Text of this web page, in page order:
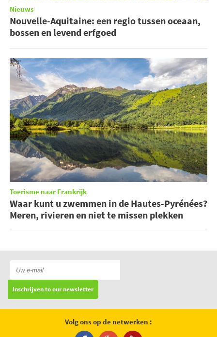
Nieuws
Nouvelle-Aquitaine: een regio tussen oceaan,
bossen en levend erfgoed
Toerisme naar Frankrijk
Waar kunt u zwemmen in de Hautes-Pyrénées?
Meren, rivieren en niet te missen plekken
Inschrijven to our newsletter
Volg ons op de netwerken :